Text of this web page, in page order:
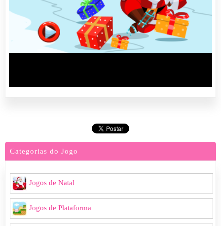
Categorias do Jogo
Jogos de Natal
Jogos de Plataforma